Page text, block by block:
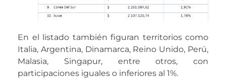
En el listado también figuran territorios como
Italia, Argentina, Dinamarca, Reino Unido, Perú,
Malasia, Singapur, entre otros, con
participaciones iguales o inferiores al 1%.